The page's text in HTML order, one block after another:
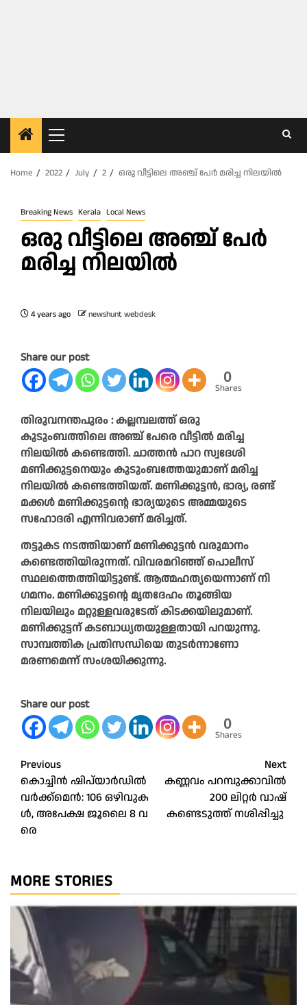
Primary
Menu
Home
2022 July 2 ഒരു വീട്ടിലെ അഞ്ച് പേർ മരിച്ച നിലയിൽ
Breaking News Kerala Local News
ഒരു വീട്ടിലെ അഞ്ച് പേർ
മരിച്ച നിലയിൽ
4 years ago newshunt webdesk
Share our post
0
Shares
തിരുവനന്തപുരം : കല്ലമ്പലത്ത്‌ ഒരു
കുടുംബത്തിലെ അഞ്ച് പേരെ വീട്ടിൽ മരിച്ച
നിലയിൽ കണ്ടെത്തി. ചാത്തൻ പാറ സ്വദേശി
മണിക്കുട്ടനെയും കുടുംബത്തേയുമാണ് മരിച്ച
നിലയിൽ കണ്ടെത്തിയത്. മണിക്കുട്ടൻ, ഭാര്യ, രണ്ട്
മക്കൾ മണിക്കുട്ടന്റെ ഭാര്യയുടെ അമ്മയുടെ
സഹോദരി എന്നിവരാണ് മരിച്ചത്.
തട്ടുകട നടത്തിയാണ് മണിക്കുട്ടൻ വരുമാനം
കണ്ടെത്തിയിരുന്നത്. വിവരമറിഞ്ഞ് പൊലീസ്
സ്ഥലത്തെത്തിയിട്ടുണ്ട്. ആത്മഹത്യയെന്നാണ് നി​
ഗമനം. മണിക്കുട്ടന്റെ മൃതദേഹം തൂങ്ങിയ
നിലയിലും മറ്റുള്ളവരുടേത് കിടക്കയിലുമാണ്.
മണിക്കുട്ടന് കടബാധ്യതയുള്ളതായി പറയുന്നു.
സാമ്പത്തിക പ്രതിസന്ധിയെ തുട‍‍ർന്നാണോ
മരണമെന്ന് സംശയിക്കുന്നു.
Share our post
0
Shares
Post
navigation
Previous
കൊ​ച്ചി​ൻ ഷി​പ്‍യാ​ർ​ഡി​ൽ
വ​ർ​ക്ക്മെ​ൻ: 106 ഒ​ഴി​വു​ക​
ൾ, അ​പേ​ക്ഷ ജൂ​ലൈ 8 വ​
രെ
Next
കണ്ണവം പറമ്പുക്കാവിൽ
200 ലിറ്റർ വാഷ്
കണ്ടെടുത്ത് നശിപ്പിച്ചു
MORE STORIES